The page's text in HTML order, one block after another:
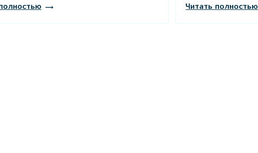
Читать полностью